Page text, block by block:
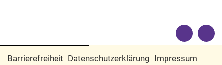
Barrierefreiheit Datenschutzerklärung Impressum